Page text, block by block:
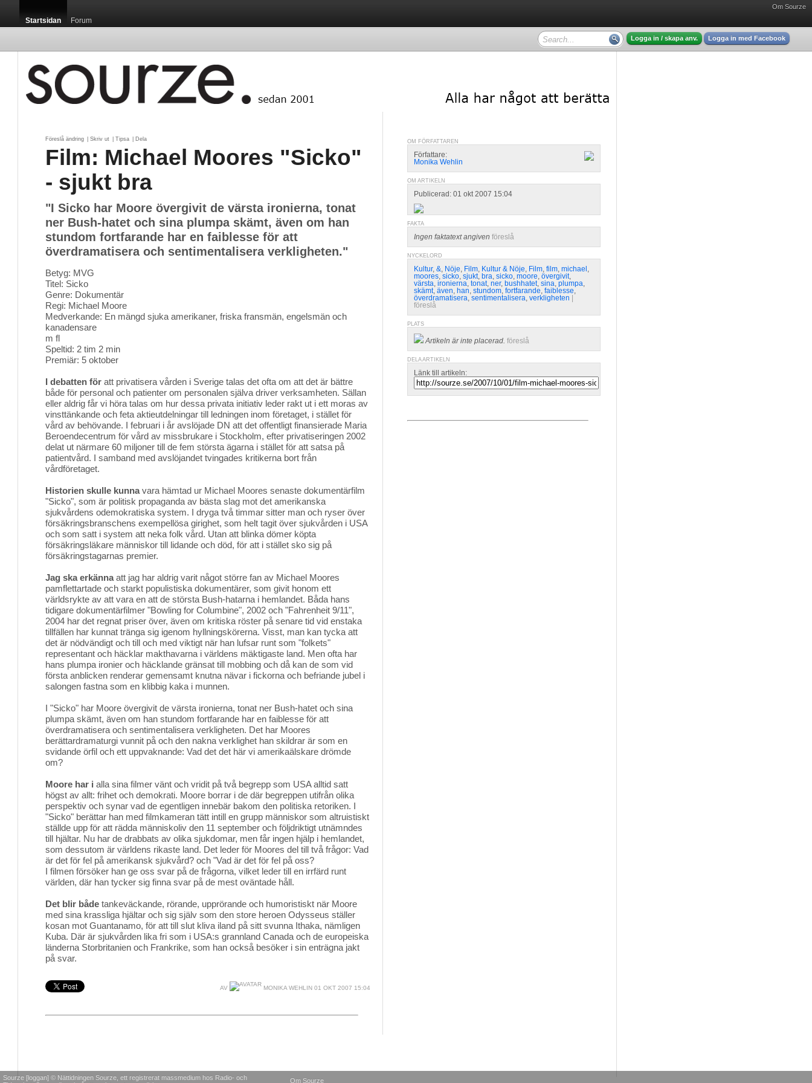
Om Sourze
Startsidan Forum
Logga in / skapa anv. Logga in med Facebook
Föreslå ändring Skriv ut Tipsa Dela
Film: Michael Moores "Sicko"
- sjukt bra
"I Sicko har Moore övergivit de värsta ironierna, tonat
ner Bush-hatet och sina plumpa skämt, även om han
stundom fortfarande har en faiblesse för att
överdramatisera och sentimentalisera verkligheten."
Betyg: MVG
Titel: Sicko
Genre: Dokumentär
Regi: Michael Moore
Medverkande: En mängd sjuka amerikaner, friska fransmän, engelsmän och
kanadensare
m fl
Speltid: 2 tim 2 min
Premiär: 5 oktober
I debatten för att privatisera vården i Sverige talas det ofta om att det är bättre
både för personal och patienter om personalen själva driver verksamheten. Sällan
eller aldrig får vi höra talas om hur dessa privata initiativ leder rakt ut i ett moras av
vinsttänkande och feta aktieutdelningar till ledningen inom företaget, i stället för
vård av behövande. I februari i år avslöjade DN att det offentligt finansierade Maria
Beroendecentrum för vård av missbrukare i Stockholm, efter privatiseringen 2002
delat ut närmare 60 miljoner till de fem största ägarna i stället för att satsa på
patientvård. I samband med avslöjandet tvingades kritikerna bort från
vårdföretaget.
Historien skulle kunnavara hämtad ur Michael Moores senaste dokumentärfilm
"Sicko", som är politisk propaganda av bästa slag mot det amerikanska
sjukvårdens odemokratiska system. I dryga två timmar sitter man och ryser över
försäkringsbranschens exempellösa girighet, som helt tagit över sjukvården i USA
och som satt i system att neka folk vård. Utan att blinka dömer köpta
försäkringsläkare människor till lidande och död, för att i stället sko sig på
försäkringstagarnas premier.
Jag ska erkännaatt jag har aldrig varit något större fan av Michael Moores
pamflettartade och starkt populistiska dokumentärer, som givit honom ett
världsrykte av att vara en att de största Bush-hatarna i hemlandet. Båda hans
tidigare dokumentärfilmer "Bowling for Columbine", 2002 och "Fahrenheit 9/11",
2004 har det regnat priser över, även om kritiska röster på senare tid vid enstaka
tillfällen har kunnat tränga sig igenom hyllningskörerna. Visst, man kan tycka att
det är nödvändigt och till och med viktigt när han lufsar runt som "folkets"
representant och häcklar makthavarna i världens mäktigaste land. Men ofta har
hans plumpa ironier och häcklande gränsat till mobbing och då kan de som vid
första anblicken renderar gemensamt knutna nävar i fickorna och befriande jubel i
salongen fastna som en klibbig kaka i munnen.
I "Sicko" har Moore övergivit de värsta ironierna, tonat ner Bush-hatet och sina
plumpa skämt, även om han stundom fortfarande har en faiblesse för att
överdramatisera och sentimentalisera verkligheten. Det har Moores
berättardramaturgi vunnit på och den nakna verklighet han skildrar är som en
svidande örfil och ett uppvaknande: Vad det det här vi amerikaälskare drömde
om?
Moore har i alla sina filmer vänt och vridit på två begrepp som USA alltid satt
högst av allt: frihet och demokrati. Moore borrar i de där begreppen utifrån olika
perspektiv och synar vad de egentligen innebär bakom den politiska retoriken. I
"Sicko" berättar han med filmkameran tätt intill en grupp människor som altruistiskt
ställde upp för att rädda människoliv den 11 september och följdriktigt utnämndes
till hjältar. Nu har de drabbats av olika sjukdomar, men får ingen hjälp i hemlandet,
som dessutom är världens rikaste land. Det leder för Moores del till två frågor: Vad
är det för fel på amerikansk sjukvård? och "Vad är det för fel på oss?
I filmen försöker han ge oss svar på de frågorna, vilket leder till en irrfärd runt
världen, där han tycker sig finna svar på de mest oväntade håll.
Det blir både tankeväckande, rörande, upprörande och humoristiskt när Moore
med sina krassliga hjältar och sig själv som den store heroen Odysseus ställer
kosan mot Guantanamo, för att till slut kliva iland på sitt svunna Ithaka, nämligen
Kuba. Där är sjukvården lika fri som i USA:s grannland Canada och de europeiska
länderna Storbritanien och Frankrike, som han också besöker i sin enträgna jakt
på svar.
AV MONIKA WEHLIN 01 OKT 2007 15:04
OM FÖRFATTAREN
Författare:
Monika Wehlin
OM ARTIKELN
Publicerad: 01 okt 2007 15:04
FAKTA
Ingen faktatext angiven föreslå
NYCKELORD
Kultur, &, Nöje, Film, Kultur & Nöje, Film, film, michael ,
moores, sicko, sjukt, bra, sicko, moore, övergivit,
värsta, ironierna, tonat, ner, bushhatet, sina, plumpa,
skämt, även, han, stundom, fortfarande, faiblesse,
överdramatisera, sentimentalisera, verkligheten
föreslå
PLATS
Artikeln är inte placerad. föreslå
DELA ARTIKELN
Länk till artikeln:
Sourze [loggan] © Nättidningen Sourze, ett registrerat massmedium hos Radio- och
Om Sourze